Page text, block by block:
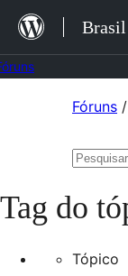
para
o
Brasil
Fóruns /
Tag do
Tópico